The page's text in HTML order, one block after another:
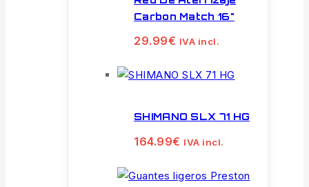
Carbon Match 16"
29.99€ IVA incl.
SHIMANO SLX 71 HG
164.99€ IVA incl.